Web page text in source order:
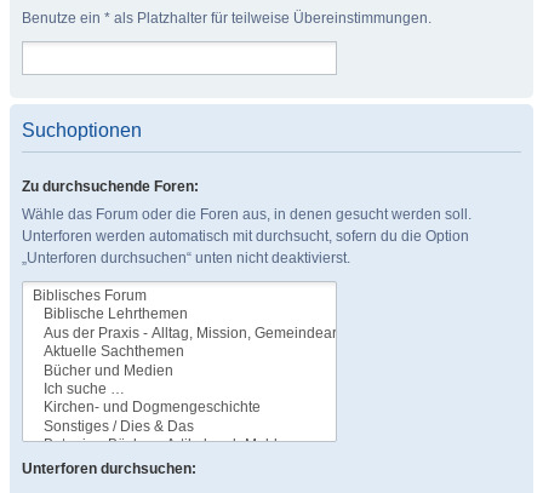
Benutze ein * als Platzhalter für teilweise Übereinstimmungen.
Suchoptionen
Zu durchsuchende Foren:
Wähle das Forum oder die Foren aus, in denen gesucht werden soll.
Unterforen werden automatisch mit durchsucht, sofern du die Option
„Unterforen durchsuchen“ unten nicht deaktivierst.
Unterforen durchsuchen: